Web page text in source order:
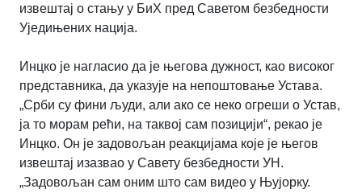
извештај о стању у БиХ пред Саветом безбедности
Уједињених нација.
Инцко је нагласио да је његова дужност, као високог
представника, да указује на непоштовање Устава.
„Срби су фини људи, али ако се неко огреши о Устав,
ја то морам рећи, на таквој сам позицији“, рекао је
Инцко. Он је задовољан реакцијама које је његов
извештај изазвао у Савету безбедности УН.
„Задовољан сам оним што сам видео у Њујорку.